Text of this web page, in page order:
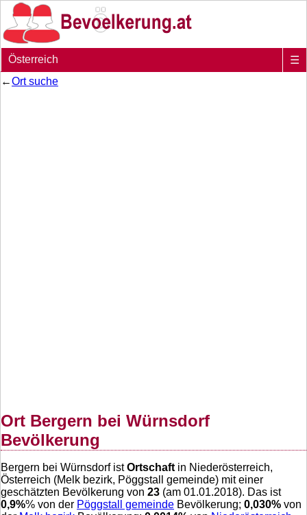
Österreich
☰
←Ort suche
Ort Bergern bei Würnsdorf
Bevölkerung
Bergern bei Würnsdorf istOrtschaft in Niederösterreich,
Österreich (Melk bezirk, Pöggstall gemeinde) mit einer
geschätzten Bevölkerung von 23 (am 01.01.2018). Das ist
0,9%% von der Pöggstall gemeinde Bevölkerung; 0,030% von